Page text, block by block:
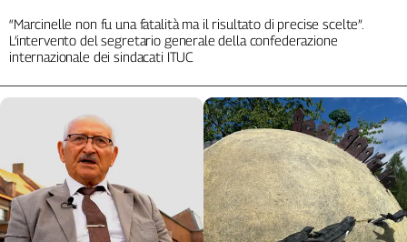
La
redazione
Social
“Marcinelle non fu una fatalità ma il risultato di precise scelte”.
L’intervento del segretario generale della confederazione
internazionale dei sindacati ITUC